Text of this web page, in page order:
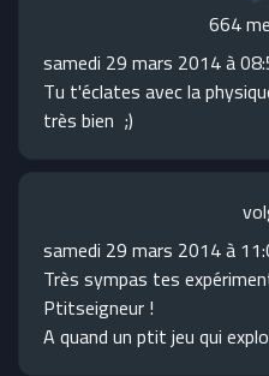
664
samedi 29 mars 2014 à
Tu t'éclates avec la
très bien ;)
samedi 29 mars 2014 à
Très sympas tes
Ptitseigneur !
A quand un ptit jeu qui